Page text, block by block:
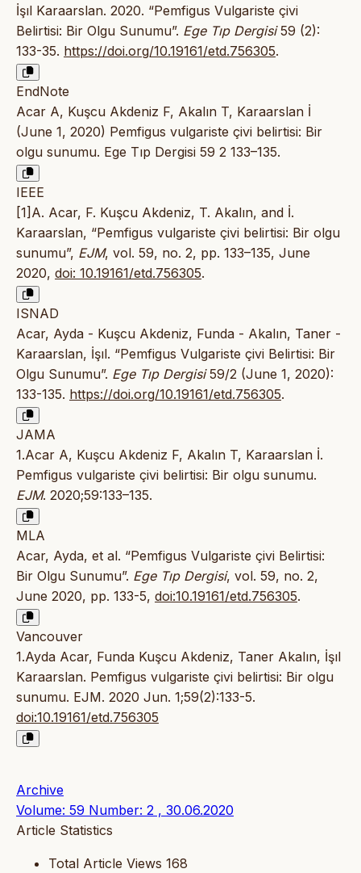
İşıl Karaarslan. 2020. “Pemfigus Vulgariste çivi
Belirtisi: Bir Olgu Sunumu”. Ege Tıp Dergisi59 (2):
133-35. https://doi.org/10.19161/etd.756305.
EndNote
Acar A, Kuşcu Akdeniz F, Akalın T, Karaarslan İ
(June 1, 2020) Pemfigus vulgariste çivi belirtisi: Bir
olgu sunumu. Ege Tıp Dergisi 59 2 133–135.
IEEE
[1]A. Acar, F. Kuşcu Akdeniz, T. Akalın, and İ.
Karaarslan, “Pemfigus vulgariste çivi belirtisi: Bir olgu
sunumu”, EJM, vol. 59, no. 2, pp. 133–135, June
2020, doi: 10.19161/etd.756305.
ISNAD
Acar, Ayda - Kuşcu Akdeniz, Funda - Akalın, Taner -
Karaarslan, İşıl. “Pemfigus Vulgariste çivi Belirtisi: Bir
Olgu Sunumu”. Ege Tıp Dergisi59/2 (June 1, 2020):
133-135. https://doi.org/10.19161/etd.756305.
JAMA
1.Acar A, Kuşcu Akdeniz F, Akalın T, Karaarslan İ.
Pemfigus vulgariste çivi belirtisi: Bir olgu sunumu.
EJM. 2020;59:133–135.
MLA
Acar, Ayda, et al. “Pemfigus Vulgariste çivi Belirtisi:
Bir Olgu Sunumu”. Ege Tıp Dergisi, vol. 59, no. 2,
June 2020, pp. 133-5, doi:10.19161/etd.756305.
Vancouver
1.Ayda Acar, Funda Kuşcu Akdeniz, Taner Akalın, İşıl
Karaarslan. Pemfigus vulgariste çivi belirtisi: Bir olgu
sunumu. EJM. 2020 Jun. 1;59(2):133-5.
doi:10.19161/etd.756305
Archive
Volume: 59 Number: 2 , 30.06.2020
Article Statistics
Total Article Views 168